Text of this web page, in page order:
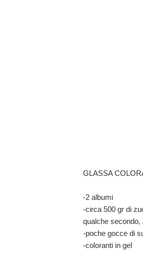
GLASSA
-2 albumi
-circa 500 gr di
qualche secondo,
-poche gocce di
-coloranti in gel